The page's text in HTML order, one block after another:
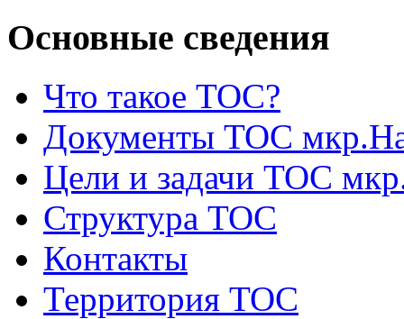
Основные сведения
Что такое ТОС?
Документы ТОС
Цели и задачи ТОС
Структура ТОС
Контакты
Территория ТОС